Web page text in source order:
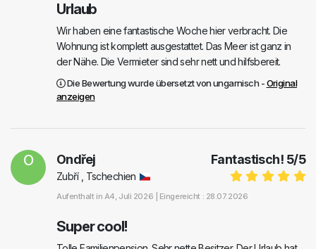
Urlaub
Wir haben eine fantastische Woche hier verbracht. Die
Wohnung ist komplett ausgestattet. Das Meer ist ganz in
der Nähe. Die Vermieter sind sehr nett und hilfsbereit.
Die Bewertung wurde übersetzt von ungarnisch -Original
anzeigen
O Fantastisch! 5/5
Ondřej
Zubří , Tschechien
Aufenthalt in A4, Juli 2026 | Eingereicht : 28.07.2026
Super cool!